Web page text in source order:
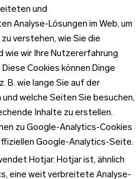
und
Analyse-Lösungen im Web, um
verstehen, wie Sie die
wie wir Ihre Nutzererfahrung
Cookies können Dinge
B. wie lange Sie auf der
welche Seiten Sie besuchen,
Inhalte zu erstellen.
zu Google-Analytics-Cookies
Google-Analytics-Seite.
Hotjar. Hotjar ist, ähnlich
eine weit verbreitete Analyse-